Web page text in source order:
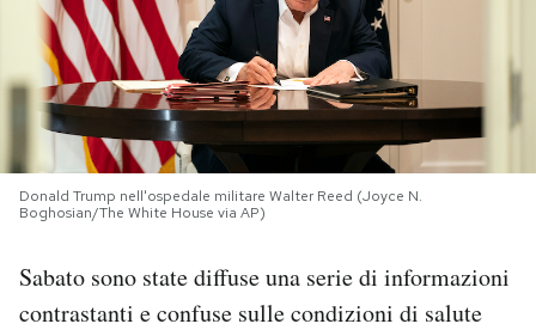
PODCAST
NEWSLETTER
I MIEI PREFERITI
SHOP
Donald Trump nell'ospedale militare Walter Reed (Joyce N.
Boghosian/The White House via AP)
Sabato sono state diffuse una serie di informazioni
contrastanti e confuse sulle condizioni di salute